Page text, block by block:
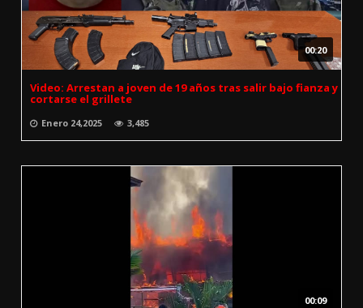
00:20
Video: Arrestan a joven de 19 años tras salir bajo fianza y
cortarse el grillete
Enero 24,2025 3,485
00:09